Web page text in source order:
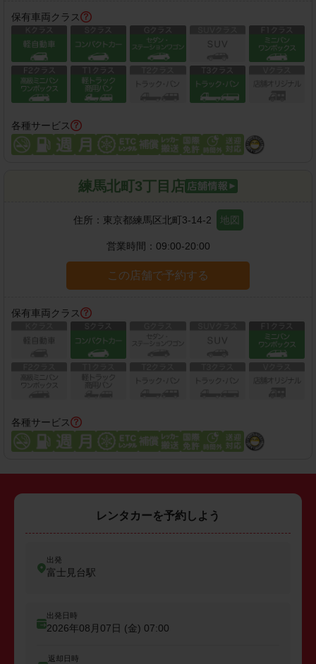
保有車両クラス
各種サービス
練馬北町3丁目店
住所： 東京都練馬区北町3-14-2 地図
営業時間： 09:00-20:00
この店舗で予約する
保有車両クラス
各種サービス
レンタカーを予約しよう
出発
富士見台駅
出発日時
2026年08月07日 (金) 07:00
返却日時